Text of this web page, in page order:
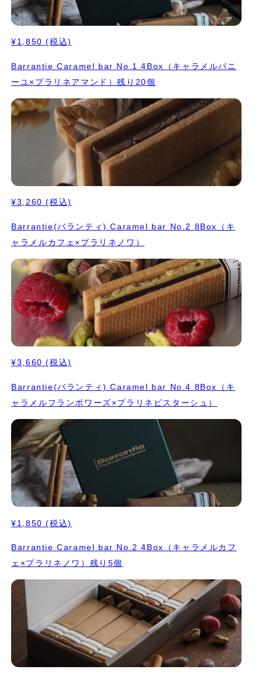
¥1,850 (税込)
Barrantie Caramel bar No.1 4Box（キャラメルバニ
ーユ×プラリネアマンド）残り20個
¥3,260 (税込)
Barrantie(バランティ) Caramel bar No.2 8Box（キ
ャラメルカフェ×プラリネノワ）
¥3,660 (税込)
Barrantie(バランティ) Caramel bar No.4 8Box（キ
ャラメルフランボワーズ×プラリネピスターシュ）
¥1,850 (税込)
Barrantie Caramel bar No.2 4Box（キャラメルカフ
ェ×プラリネノワ）残り5個